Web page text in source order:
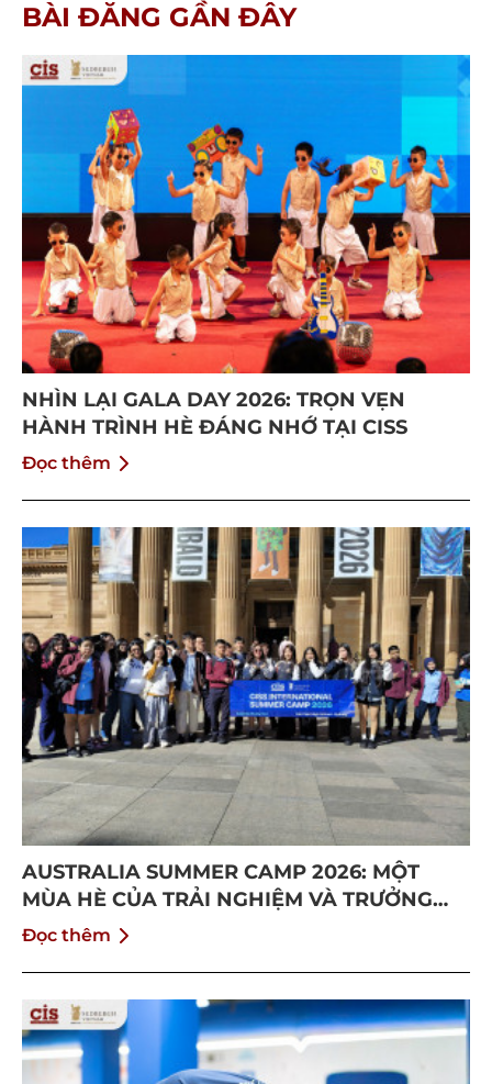
BÀI ĐĂNG GẦN ĐÂY
NHÌN LẠI GALA DAY 2026: TRỌN VẸN
HÀNH TRÌNH HÈ ĐÁNG NHỚ TẠI CISS
Đọc thêm
AUSTRALIA SUMMER CAMP 2026: MỘT
MÙA HÈ CỦA TRẢI NGHIỆM VÀ TRƯỞNG
THÀNH
Đọc thêm